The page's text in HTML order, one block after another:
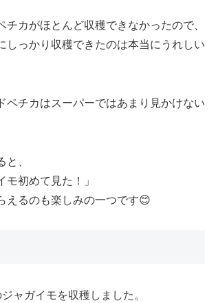
チカがほとんど収穫できなかったので、
しっかり収穫できたのは本当にうれしい
ペチカはスーパーではあまり見かけない
と、
モ初めて見た！」
えるのも楽しみの一つです😊
ャガイモを収穫しました。